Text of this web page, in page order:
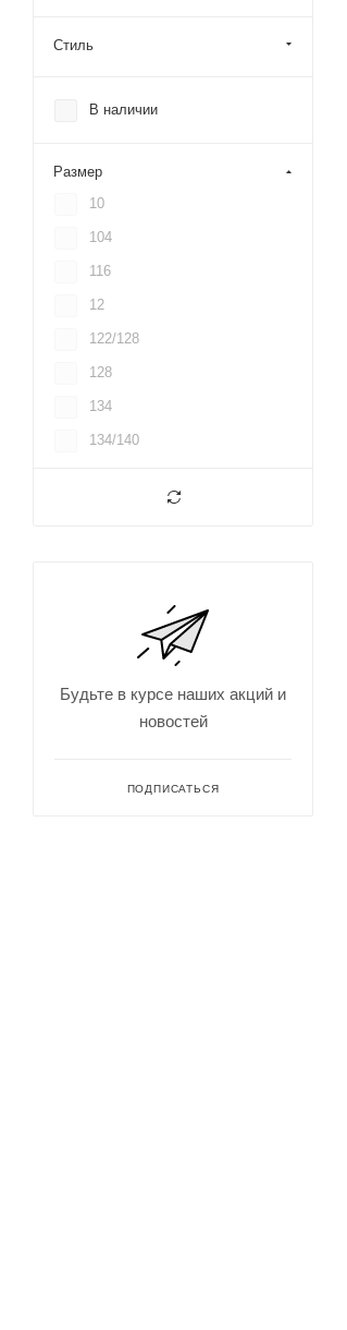
Стиль
В наличии
Размер
10
104
116
12
122/128
128
134
134/140
Будьте в курсе наших акций и
новостей
ПОДПИСАТЬСЯ